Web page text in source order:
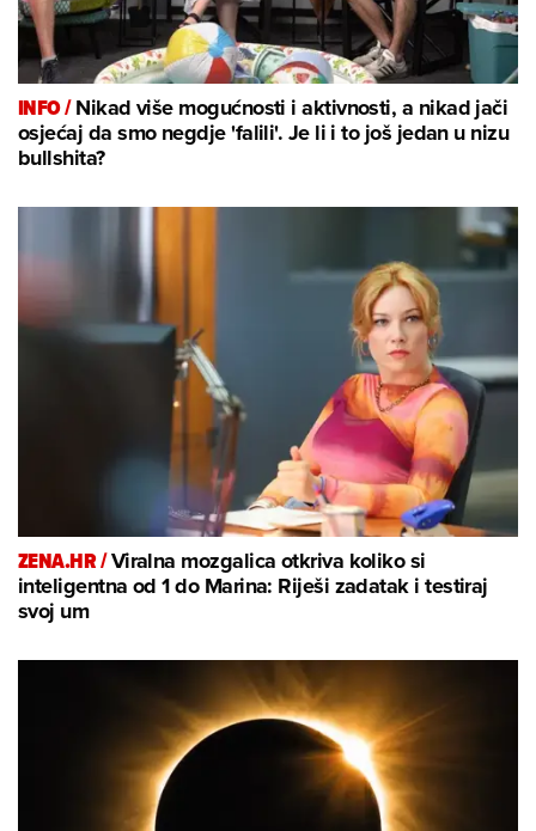
INFO /Nikad više mogućnosti i aktivnosti, a nikad jači
osjećaj da smo negdje 'falili'. Je li i to još jedan u nizu
bullshita?
ZENA.HR /Viralna mozgalica otkriva koliko si
inteligentna od 1 do Marina: Riješi zadatak i testiraj
svoj um